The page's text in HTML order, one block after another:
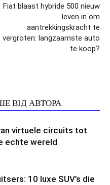
Fiat blaast hybride 500 nieuw
leven in om
aantrekkingskracht te
vergroten: langzaamste auto
te koop?
ВІД АВТОРА
virtuele circuits tot
echte wereld
10 luxe SUV’s die